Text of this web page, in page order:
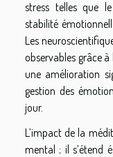
stress telles que
stabilité
Les
observables grâce
une amélioration
gestion des
jour.
L’impact de la
mental ; il s’étend